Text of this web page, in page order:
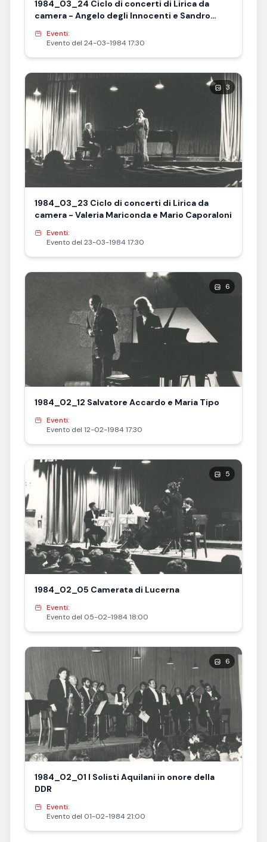
1984_03_24 Ciclo di concerti di Lirica da
camera - Angelo degli Innocenti e Sandro
Eventi:
Evento del 24-03-1984 17:30
3
1984_03_23 Ciclo di concerti di Lirica da
camera - Valeria Mariconda e Mario Caporaloni
Eventi:
Evento del 23-03-1984 17:30
6
1984_02_12 Salvatore Accardo e Maria Tipo
Eventi:
Evento del 12-02-1984 17:30
5
1984_02_05 Camerata di Lucerna
Eventi:
Evento del 05-02-1984 18:00
6
1984_02_01 I Solisti Aquilani in onore della
DDR
Eventi:
Evento del 01-02-1984 21:00